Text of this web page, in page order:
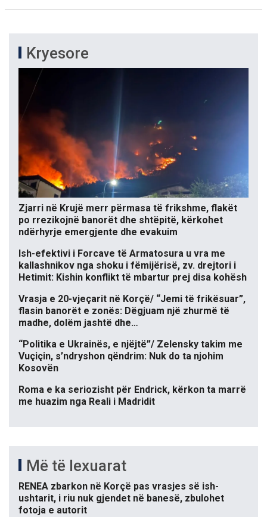
Kryesore
Zjarri në Krujë merr përmasa të frikshme, flakët
po rrezikojnë banorët dhe shtëpitë, kërkohet
ndërhyrje emergjente dhe evakuim
Ish-efektivi i Forcave të Armatosura u vra me
kallashnikov nga shoku i fëmijërisë, zv. drejtori i
Hetimit: Kishin konflikt të mbartur prej disa kohësh
Vrasja e 20-vjeçarit në Korçë/ “Jemi të frikësuar”,
flasin banorët e zonës: Dëgjuam një zhurmë të
madhe, dolëm jashtë dhe…
“Politika e Ukrainës, e njëjtë”/ Zelensky takim me
Vuçiçin, s’ndryshon qëndrim: Nuk do ta njohim
Kosovën
Roma e ka seriozisht për Endrick, kërkon ta marrë
me huazim nga Reali i Madridit
Më të lexuarat
RENEA zbarkon në Korçë pas vrasjes së ish-
ushtarit, i riu nuk gjendet në banesë, zbulohet
fotoja e autorit